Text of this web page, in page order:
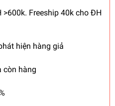
>600k. Freeship 40k cho ĐH
hiện hàng giả
còn hàng